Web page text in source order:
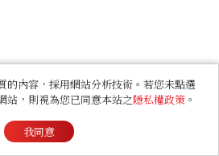
的內容，採用網站分析技術。若您未點選
站，則視為您已同意本站之隱私權政策 。
我同意